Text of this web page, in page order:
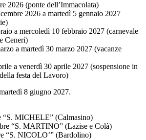
2026 (ponte dell’Immacolata)
2026 a martedì 5 gennaio 2027
a mercoledì 10 febbraio 2027 (carnevale
Ceneri)
a martedì 30 marzo 2027 (vacanze
a venerdì 30 aprile 2027 (sospensione in
festa del Lavoro)
8 giugno 2027.
“S. MICHELE” (Calmasino)
“S. MARTINO” (Lazise e Colà)
“S. NICOLO’” (Bardolino)